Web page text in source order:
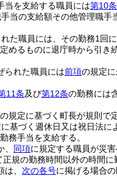
当を支給する職員には第10条
当の支給額その他管理職手
た職員には、その勤務1回
めるものに退庁時から引き
られた職員には前項の規定
11条及び第12条の勤務には
の規定に基づく町長が規則で
基づく週休日又は祝日法に
務手当を支給する。
同項に規定する職員が災
正規の勤務時間以外の時間
、 次の各号に掲げる場合の